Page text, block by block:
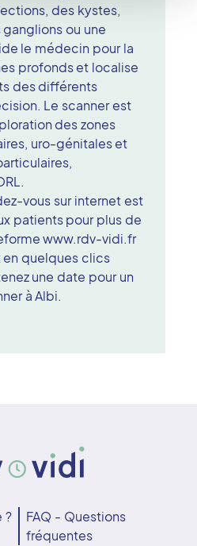
des kystes,
ou une
le médecin pour la
profonds et localise
des différents
Le scanner est
des zones
uro-génitales et
vous sur internet est
patients pour plus de
www.rdv-vidi.fr
quelques clics
une date pour un
à Albi.
?
FAQ - Questions
fréquentes